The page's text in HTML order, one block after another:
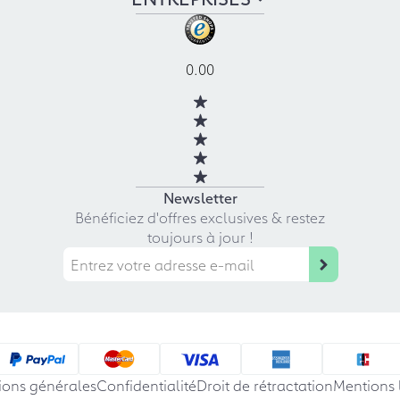
0.00
Newsletter
Bénéficiez d'offres exclusives & restez
toujours à jour !
généralesConfidentialitéDroit de rétractationMentions